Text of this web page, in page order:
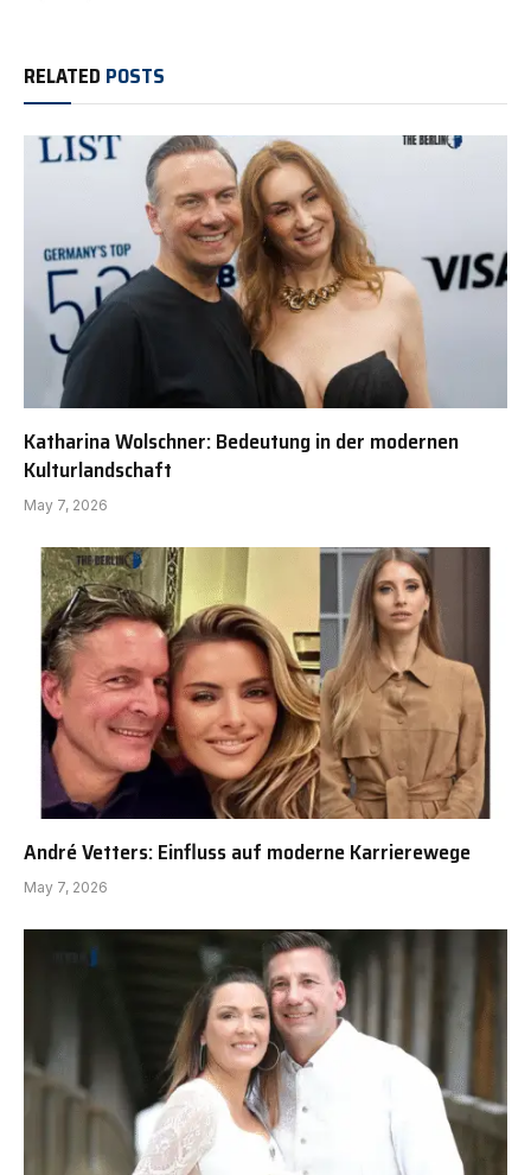
RELATED POSTS
Katharina Wolschner: Bedeutung in der modernen
Kulturlandschaft
May 7, 2026
André Vetters: Einfluss auf moderne Karrierewege
May 7, 2026